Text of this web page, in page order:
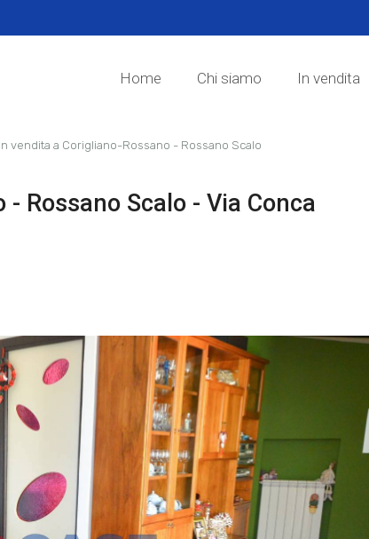
Home Chi siamo In vendita
vendita a Corigliano-Rossano - Rossano Scalo
Rossano Scalo - Via Conca